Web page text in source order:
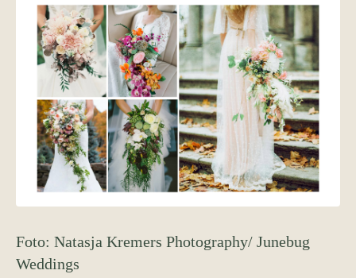
Foto: Natasja Kremers Photography/ Junebug
Weddings